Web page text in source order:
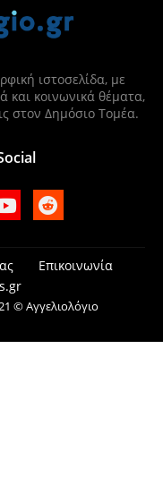
ιστοσελίδα, με
και κοινωνικά θέματα,
στον Δημόσιο Τομέα.
Επικοινωνία
© Αγγελιολόγιο